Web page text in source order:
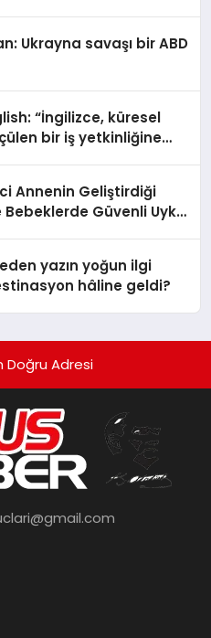
Ukrayna savaşı bir ABD
“İngilizce, küresel
bir iş yetkinliğine
Annenin Geliştirdiği
Bebeklerde Güvenli Uyku
yazın yoğun ilgi
hâline geldi?
Doğru Adresi